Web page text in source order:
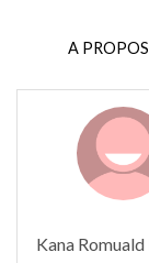
A PROPOS
Kana